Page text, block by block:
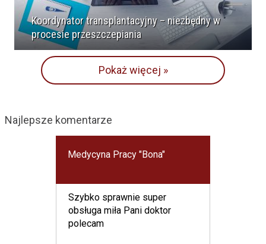
Koordynator transplantacyjny – niezbędny w
procesie przeszczepiania
Pokaż więcej »
Najlepsze komentarze
Medycyna Pracy "Bona"
Szybko sprawnie super
obsługa miła Pani doktor
polecam